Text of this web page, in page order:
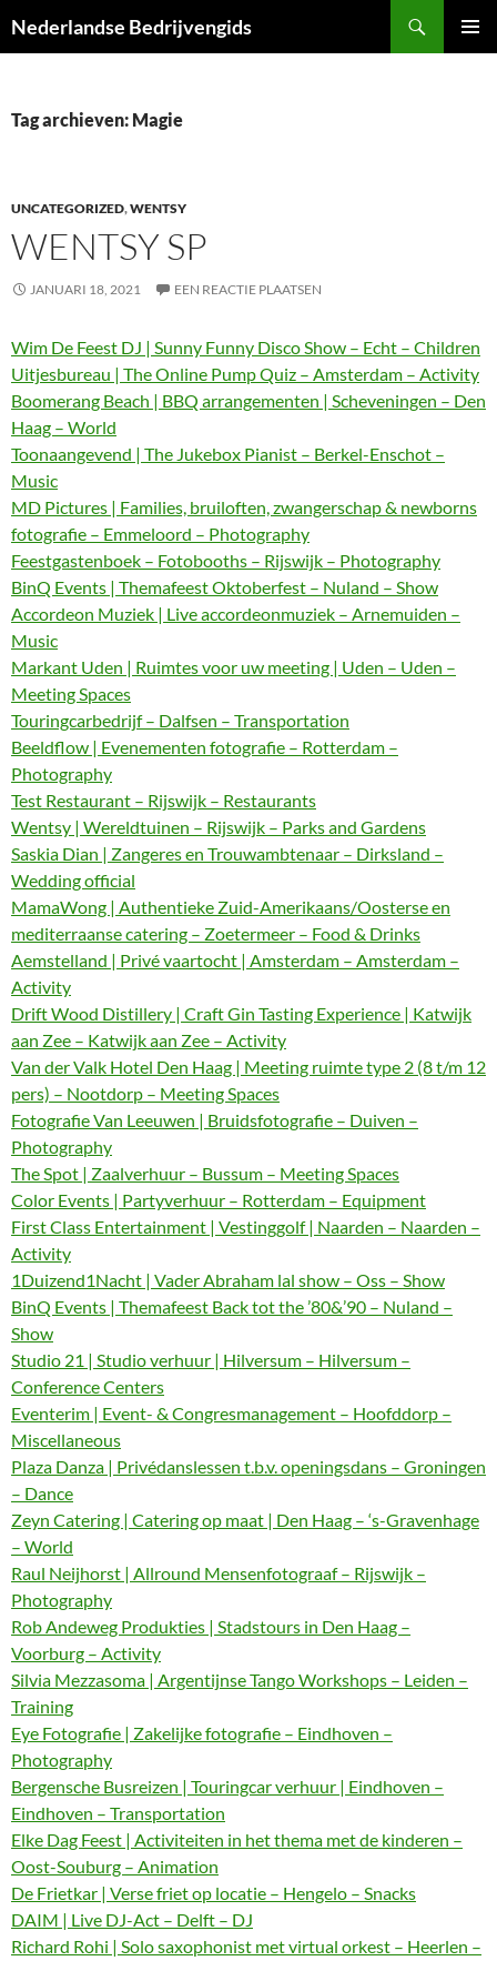
naar
Nederlandse Bedrijvengids
Tag archieven: Magie
UNCATEGORIZED,WENTSY
WENTSY SP
JANUARI 18, 2021 EEN REACTIE PLAATSEN
Wim De Feest DJ | Sunny Funny Disco Show – Echt – Children
Uitjesbureau | The Online Pump Quiz – Amsterdam – Activity
Boomerang Beach | BBQ arrangementen | Scheveningen – Den
Haag – World
Toonaangevend | The Jukebox Pianist – Berkel-Enschot –
Music
MD Pictures | Families, bruiloften, zwangerschap & newborns
fotografie – Emmeloord – Photography
Feestgastenboek – Fotobooths – Rijswijk – Photography
BinQ Events | Themafeest Oktoberfest – Nuland – Show
Accordeon Muziek | Live accordeonmuziek – Arnemuiden –
Music
Markant Uden | Ruimtes voor uw meeting | Uden – Uden –
Meeting Spaces
Touringcarbedrijf – Dalfsen – Transportation
Beeldflow | Evenementen fotografie – Rotterdam –
Photography
Test Restaurant – Rijswijk – Restaurants
Wentsy | Wereldtuinen – Rijswijk – Parks and Gardens
Saskia Dian | Zangeres en Trouwambtenaar – Dirksland –
Wedding official
MamaWong | Authentieke Zuid-Amerikaans/Oosterse en
mediterraanse catering – Zoetermeer – Food & Drinks
Aemstelland | Privé vaartocht | Amsterdam – Amsterdam –
Activity
Drift Wood Distillery | Craft Gin Tasting Experience | Katwijk
aan Zee – Katwijk aan Zee – Activity
Van der Valk Hotel Den Haag | Meeting ruimte type 2 (8 t/m 12
pers) – Nootdorp – Meeting Spaces
Fotografie Van Leeuwen | Bruidsfotografie – Duiven –
Photography
The Spot | Zaalverhuur – Bussum – Meeting Spaces
Color Events | Partyverhuur – Rotterdam – Equipment
First Class Entertainment | Vestinggolf | Naarden – Naarden –
Activity
1Duizend1Nacht | Vader Abraham lal show – Oss – Show
BinQ Events | Themafeest Back tot the ’80&’90 – Nuland –
Show
Studio 21 | Studio verhuur | Hilversum – Hilversum –
Conference Centers
Eventerim | Event- & Congresmanagement – Hoofddorp –
Miscellaneous
Plaza Danza | Privédanslessen t.b.v. openingsdans – Groningen
– Dance
Zeyn Catering | Catering op maat | Den Haag – ‘s-Gravenhage
– World
Raul Neijhorst | Allround Mensenfotograaf – Rijswijk –
Photography
Rob Andeweg Produkties | Stadstours in Den Haag –
Voorburg – Activity
Silvia Mezzasoma | Argentijnse Tango Workshops – Leiden –
Training
Eye Fotografie | Zakelijke fotografie – Eindhoven –
Photography
Bergensche Busreizen | Touringcar verhuur | Eindhoven –
Eindhoven – Transportation
Elke Dag Feest | Activiteiten in het thema met de kinderen –
Oost-Souburg – Animation
De Frietkar | Verse friet op locatie – Hengelo – Snacks
DAIM | Live DJ-Act – Delft – DJ
Richard Rohi | Solo saxophonist met virtual orkest – Heerlen –